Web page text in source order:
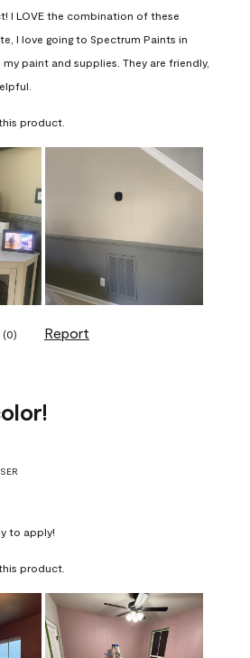
I LOVE the combination of these
I love going to Spectrum Paints in
paint and supplies. They are friendly,
product.
(0) Report
to apply!
product.